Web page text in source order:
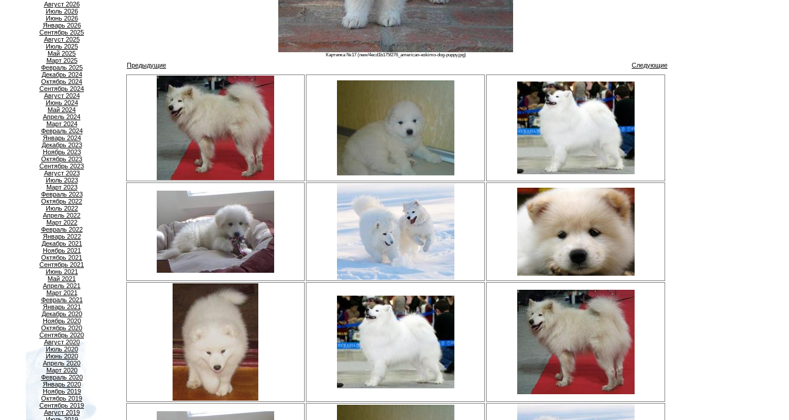
Август 2026
Июль 2026
Июнь 2026
Январь 2026
Сентябрь 2025
Август 2025
Июль 2025
Май 2025
Март 2025
Февраль 2025
Декабрь 2024
Октябрь 2024
Сентябрь 2024
Август 2024
Июнь 2024
Май 2024
Апрель 2024
Март 2024
Февраль 2024
Январь 2024
Декабрь 2023
Ноябрь 2023
Октябрь 2023
Сентябрь 2023
Август 2023
Июль 2023
Март 2023
Февраль 2023
Октябрь 2022
Июль 2022
Апрель 2022
Март 2022
Февраль 2022
Январь 2022
Декабрь 2021
Ноябрь 2021
Октябрь 2021
Сентябрь 2021
Июнь 2021
Май 2021
Апрель 2021
Март 2021
Февраль 2021
Январь 2021
Декабрь 2020
Ноябрь 2020
Октябрь 2020
Сентябрь 2020
Август 2020
Июль 2020
Июнь 2020
Апрель 2020
Март 2020
Февраль 2020
Январь 2020
Ноябрь 2019
Октябрь 2019
Сентябрь 2019
Август 2019
Картинка №17 (new/4ecd1b175f276_american-eskimo-dog-puppy.jpg)
Предыдущие Следующие